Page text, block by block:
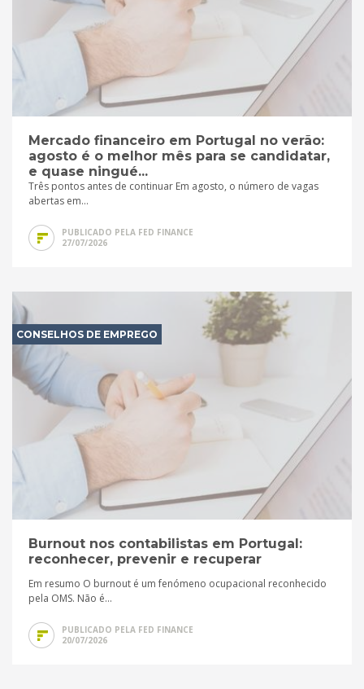
Mercado financeiro em Portugal no verão:
agosto é o melhor mês para se candidatar,
e quase ningué...
Três pontos antes de continuar Em agosto, o número de vagas
abertas em...
PUBLICADO PELA FED FINANCE
27/07/2026
CONSELHOS DE EMPREGO
Burnout nos contabilistas em Portugal:
reconhecer, prevenir e recuperar
Em resumo O burnout é um fenómeno ocupacional reconhecido
pela OMS. Não é...
PUBLICADO PELA FED FINANCE
20/07/2026